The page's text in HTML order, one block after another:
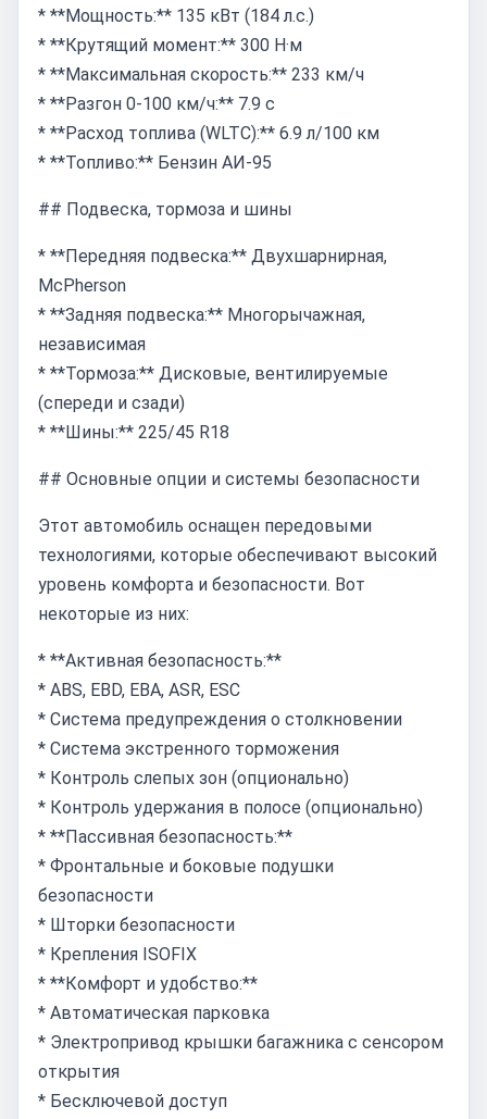
* **Мощность:** 135 кВт (184 л.с.)
* **Крутящий момент:** 300 Н·м
* **Максимальная скорость:** 233 км/ч
* **Разгон 0-100 км/ч:** 7.9 с
* **Расход топлива (WLTC):** 6.9 л/100 км
* **Топливо:** Бензин АИ-95
## Подвеска, тормоза и шины
* **Передняя подвеска:** Двухшарнирная,
McPherson
* **Задняя подвеска:** Многорычажная,
независимая
* **Тормоза:** Дисковые, вентилируемые
(спереди и сзади)
* **Шины:** 225/45 R18
## Основные опции и системы безопасности
Этот автомобиль оснащен передовыми
технологиями, которые обеспечивают высокий
уровень комфорта и безопасности. Вот
некоторые из них:
* **Активная безопасность:**
* ABS, EBD, EBA, ASR, ESC
* Система предупреждения о столкновении
* Система экстренного торможения
* Контроль слепых зон (опционально)
* Контроль удержания в полосе (опционально)
* **Пассивная безопасность:**
* Фронтальные и боковые подушки
безопасности
* Шторки безопасности
* Крепления ISOFIX
* **Комфорт и удобство:**
* Автоматическая парковка
* Электропривод крышки багажника с сенсором
открытия
* Бесключевой доступ